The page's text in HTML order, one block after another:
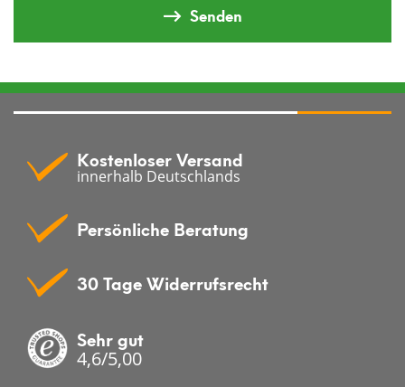
Senden
Kostenloser Versand
innerhalb Deutschlands
Persönliche Beratung
30 Tage Widerrufsrecht
Sehr gut
4,6/5,00